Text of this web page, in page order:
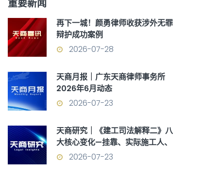
重要新闻
再下一城！颜勇律师收获涉外无罪
辩护成功案例
2026-07-28
天商月报｜广东天商律师事务所
2026年6月动态
2026-07-23
天商研究｜《建工司法解释二》八
大核心变化—挂靠、实际施工人、
优先受偿权全面重构
2026-07-23